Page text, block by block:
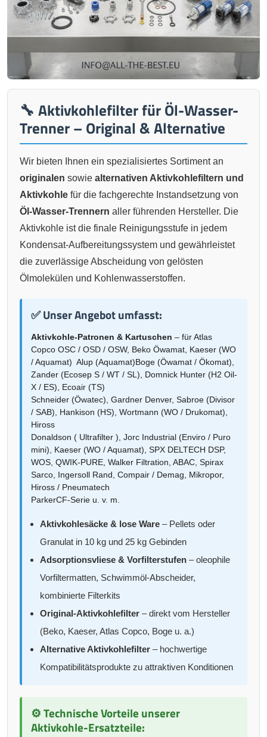
🔧 Aktivkohlefilter für Öl-Wasser-
Trenner – Original & Alternative
Wir bieten Ihnen ein spezialisiertes Sortiment an
originalen sowie alternativen Aktivkohlefiltern und
Aktivkohle für die fachgerechte Instandsetzung von
Öl-Wasser-Trennern aller führenden Hersteller. Die
Aktivkohle ist die finale Reinigungsstufe in jedem
Kondensat-Aufbereitungssystem und gewährleistet
die zuverlässige Abscheidung von gelösten
Ölmolekülen und Kohlenwasserstoffen.
✅ Unser Angebot umfasst:
Aktivkohle-Patronen & Kartuschen – für Atlas
Copco OSC / OSD / OSW, Beko Öwamat, Kaeser (WO
/ Aquamat) Alup (Aquamat)Boge (Öwamat / Ökomat),
Zander (Ecosep S / WT / SL), Domnick Hunter (H2 Oil-
X / ES), Ecoair (TS)
Schneider (Öwatec), Gardner Denver, Sabroe (Divisor
/ SAB), Hankison (HS), Wortmann (WO / Drukomat),
Hiross
Donaldson ( Ultrafilter ), Jorc Industrial (Enviro / Puro
mini), Kaeser (WO / Aquamat), SPX DELTECH DSP,
WOS, QWIK-PURE, Walker Filtration, ABAC, Spirax
Sarco, Ingersoll Rand, Compair / Demag, Mikropor,
Hiross / Pneumatech
ParkerCF-Serie u. v. m.
Aktivkohlesäcke & lose Ware – Pellets oder
Granulat in 10 kg und 25 kg Gebinden
Adsorptionsvliese & Vorfilterstufen – oleophile
Vorfiltermatten, Schwimmöl-Abscheider,
kombinierte Filterkits
Original-Aktivkohlefilter – direkt vom Hersteller
(Beko, Kaeser, Atlas Copco, Boge u. a.)
Alternative Aktivkohlefilter – hochwertige
Kompatibilitätsprodukte zu attraktiven Konditionen
⚙️ Technische Vorteile unserer
Aktivkohle-Ersatzteile: